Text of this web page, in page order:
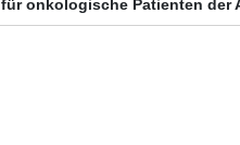
für onkologische Patienten der